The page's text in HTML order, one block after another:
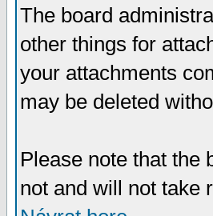
The board
other things for
your attachments
may be deleted
Please note that the
not and will not take